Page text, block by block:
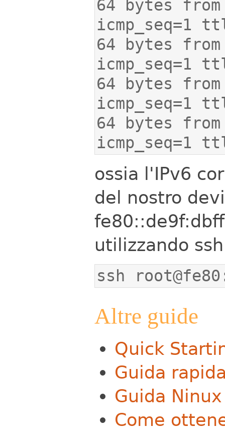
64 bytes
64 bytes
64 bytes
64 bytes
icmp_seq=1
ossia l'IPv6
del nostro
utilizzando
ssh
Altre guide
Quick
Guida
Guida
Come